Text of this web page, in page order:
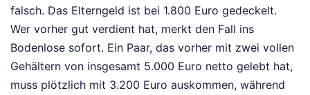
falsch. Das Elterngeld ist bei 1.800 Euro gedeckelt.
Wer vorher gut verdient hat, merkt den Fall ins
Bodenlose sofort. Ein Paar, das vorher mit zwei vollen
Gehältern von insgesamt 5.000 Euro netto gelebt hat,
muss plötzlich mit 3.200 Euro auskommen, während